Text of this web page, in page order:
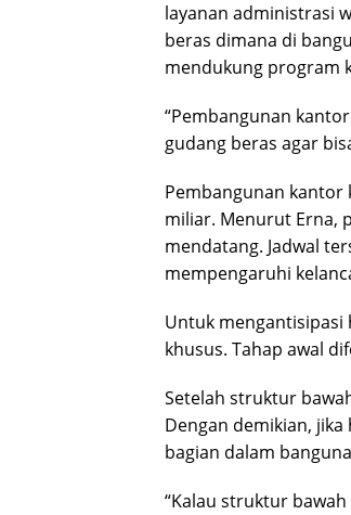
layanan administrasi
beras dimana di
mendukung program
“Pembangunan
gudang beras agar
Pembangunan kantor
miliar. Menurut Erna,
mendatang. Jadwal
mempengaruhi
Untuk mengantisipasi
khusus. Tahap awal
Setelah struktur
Dengan demikian,
bagian dalam
“Kalau struktur